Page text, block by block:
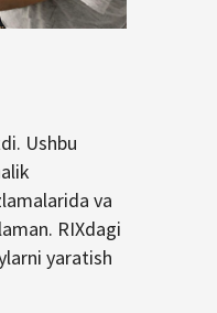
Ushbu
va
RIXdagi
yaratish